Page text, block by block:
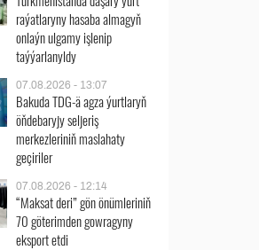
raýatlaryny hasaba almagyň
onlaýn ulgamy işlenip
taýýarlanyldy
07.08.2026 - 13:07
Bakuda TDG-ä agza ýurtlaryň
öňdebaryjy seljeriş
merkezleriniň maslahaty
geçiriler
07.08.2026 - 12:14
“Maksat deri” gön önümleriniň
70 göterimden gowragyny
eksport etdi